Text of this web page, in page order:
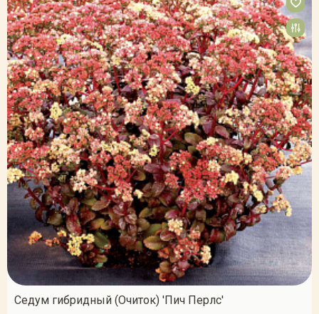
Седум гибридный (Очиток) 'Пич Перлс'